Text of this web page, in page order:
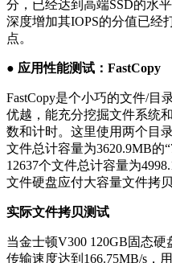
分，已经达到高端SSD的水
深度增加其IOPS的分值已经
点。
● 应用性能测试：FastCopy
FastCopy是个小巧的文件/目
优越，能充分挖掘文件系统
数和计时。这里使用两个目
文件总计容量为3620.9MB的
12637个文件总计容量为
文件硬盘应付大容量文件拷
实际文件拷贝测试
当金士顿V300 120GB固态
传输速度达到166.75MB/s，